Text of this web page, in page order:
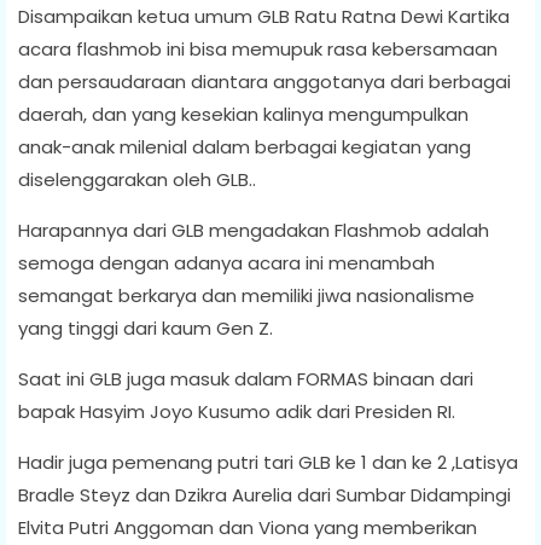
Disampaikan ketua umum GLB Ratu Ratna Dewi Kartika
acara flashmob ini bisa memupuk rasa kebersamaan
dan persaudaraan diantara anggotanya dari berbagai
daerah, dan yang kesekian kalinya mengumpulkan
anak-anak milenial dalam berbagai kegiatan yang
diselenggarakan oleh GLB..
Harapannya dari GLB mengadakan Flashmob adalah
semoga dengan adanya acara ini menambah
semangat berkarya dan memiliki jiwa nasionalisme
yang tinggi dari kaum Gen Z.
Saat ini GLB juga masuk dalam FORMAS binaan dari
bapak Hasyim Joyo Kusumo adik dari Presiden RI.
Hadir juga pemenang putri tari GLB ke 1 dan ke 2 ,Latisya
Bradle Steyz dan Dzikra Aurelia dari Sumbar Didampingi
Elvita Putri Anggoman dan Viona yang memberikan